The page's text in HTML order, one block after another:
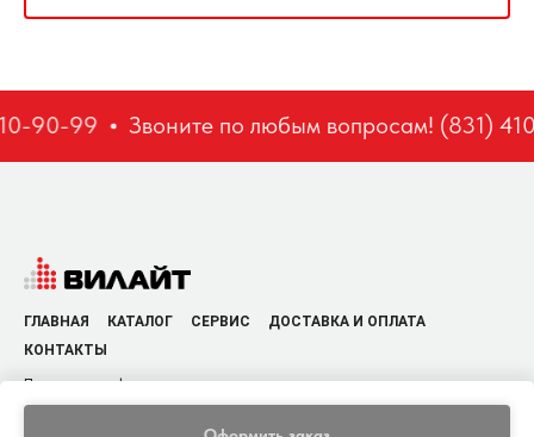
90-99 Звоните по любым вопросам! (831)
ГЛАВНАЯ КАТАЛОГ СЕРВИС
ДОСТАВКА И ОПЛАТА
КОНТАКТЫ
Политика конфиденциальности